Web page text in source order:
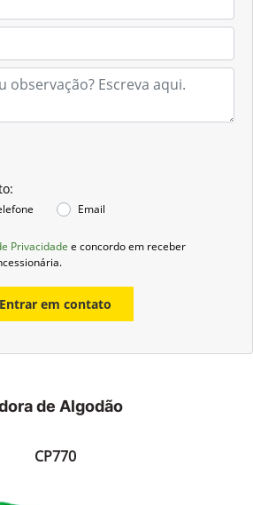
Email
Privacidade e concordo em receber
Entrar em contato
de Algodão
CP770